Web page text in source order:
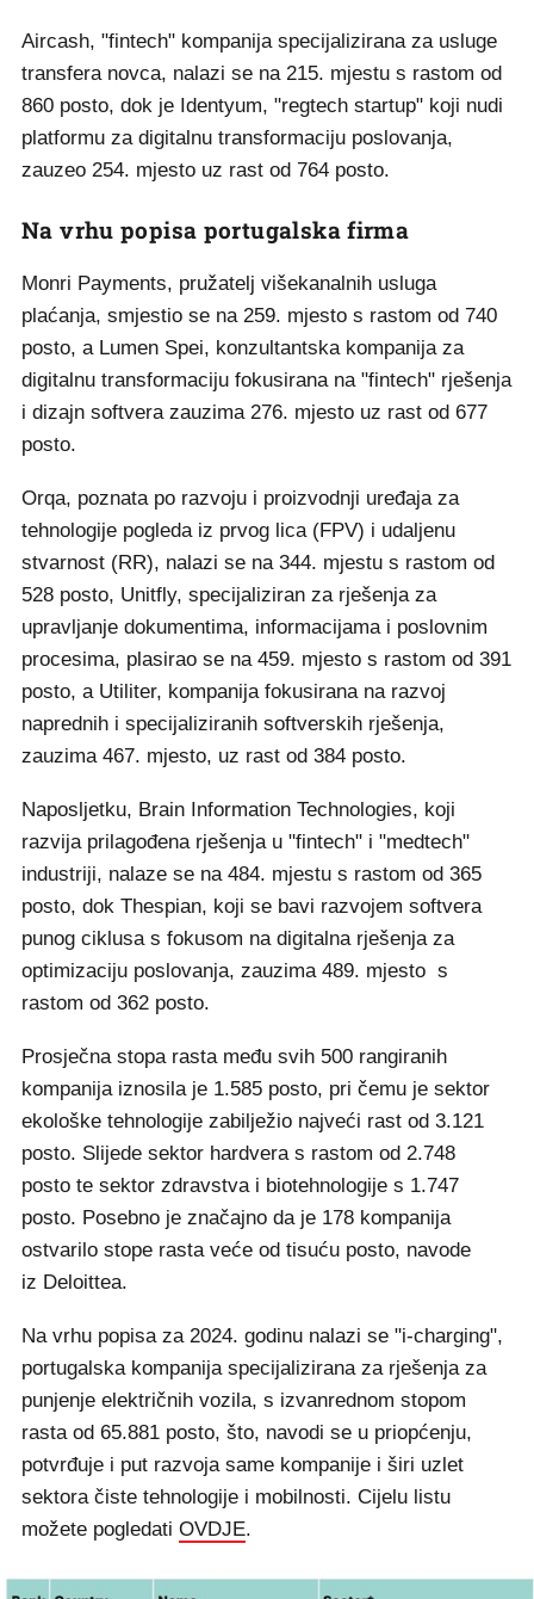
Aircash, "fintech" kompanija specijalizirana za usluge
transfera novca, nalazi se na 215. mjestu s rastom od
860 posto, dok je Identyum, "regtech startup" koji nudi
platformu za digitalnu transformaciju poslovanja,
zauzeo 254. mjesto uz rast od 764 posto.
Na vrhu popisa portugalska firma
Monri Payments, pružatelj višekanalnih usluga
plaćanja, smjestio se na 259. mjesto s rastom od 740
posto, a Lumen Spei, konzultantska kompanija za
digitalnu transformaciju fokusirana na "fintech" rješenja
i dizajn softvera zauzima 276. mjesto uz rast od 677
posto.
Orqa, poznata po razvoju i proizvodnji uređaja za
tehnologije pogleda iz prvog lica (FPV) i udaljenu
stvarnost (RR), nalazi se na 344. mjestu s rastom od
528 posto, Unitfly, specijaliziran za rješenja za
upravljanje dokumentima, informacijama i poslovnim
procesima, plasirao se na 459. mjesto s rastom od 391
posto, a Utiliter, kompanija fokusirana na razvoj
naprednih i specijaliziranih softverskih rješenja,
zauzima 467. mjesto, uz rast od 384 posto.
Naposljetku, Brain Information Technologies, koji
razvija prilagođena rješenja u "fintech" i "medtech"
industriji, nalaze se na 484. mjestu s rastom od 365
posto, dok Thespian, koji se bavi razvojem softvera
punog ciklusa s fokusom na digitalna rješenja za
optimizaciju poslovanja, zauzima 489. mjesto s
rastom od 362 posto.
Prosječna stopa rasta među svih 500 rangiranih
kompanija iznosila je 1.585 posto, pri čemu je sektor
ekološke tehnologije zabilježio najveći rast od 3.121
posto. Slijede sektor hardvera s rastom od 2.748
posto te sektor zdravstva i biotehnologije s 1.747
posto. Posebno je značajno da je 178 kompanija
ostvarilo stope rasta veće od tisuću posto, navode
iz Deloittea.
Na vrhu popisa za 2024. godinu nalazi se "i-charging",
portugalska kompanija specijalizirana za rješenja za
punjenje električnih vozila, s izvanrednom stopom
rasta od 65.881 posto, što, navodi se u priopćenju,
potvrđuje i put razvoja same kompanije i širi uzlet
sektora čiste tehnologije i mobilnosti. Cijelu listu
možete pogledati OVDJE.